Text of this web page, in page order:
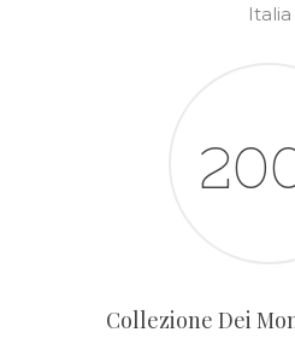
Italia
Collezione Dei